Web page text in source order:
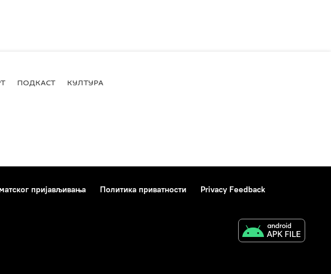
ПОДКАСТ КУЛТУРА
пријављивања Политика приватности Privacy Feedback